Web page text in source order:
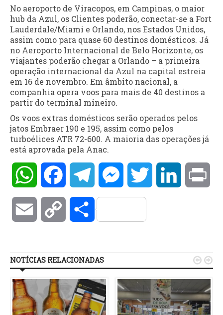
No aeroporto de Viracopos, em Campinas, o maior
hub da Azul, os Clientes poderão, conectar-se a Fort
Lauderdale/Miami e Orlando, nos Estados Unidos,
assim como para quase 60 destinos domésticos. Já
no Aeroporto Internacional de Belo Horizonte, os
viajantes poderão chegar a Orlando – a primeira
operação internacional da Azul na capital estreia
em 16 de novembro. Em âmbito nacional, a
companhia opera voos para mais de 40 destinos a
partir do terminal mineiro.
Os voos extras domésticos serão operados pelos
jatos Embraer 190 e 195, assim como pelos
turboélices ATR 72-600. A maioria das operações já
está aprovada pela Anac.
WhatsAppFacebookTelegramMessengerTwitter LinkedIn
Email Copy Compartilhar
NOTÍCIAS RELACIONADAS  